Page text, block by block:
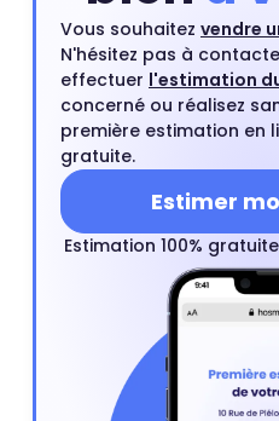
Vous souhaitez vendre
N'hésitez pas à
effectuer l'estimation
concerné ou réalisez
première estimation en
gratuite.
Estimer
Estimation 100%